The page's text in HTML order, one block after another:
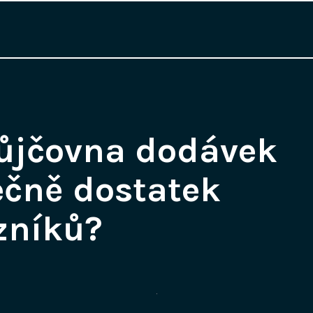
dodávek
dostatek